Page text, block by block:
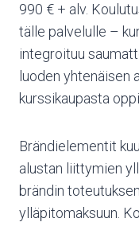
990 € + alv.
tälle palvelulle –
integroituu
luoden yhtenäisen
kurssikaupasta
Brändielementit
alustan liittymien
brändin
ylläpitomaksuun.